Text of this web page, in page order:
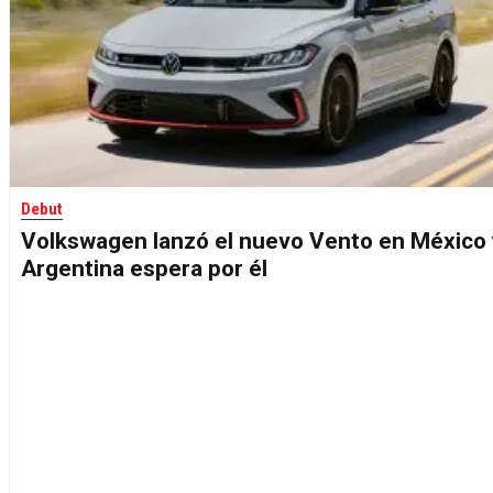
Debut
Volkswagen lanzó el nuevo Vento en México
Argentina espera por él